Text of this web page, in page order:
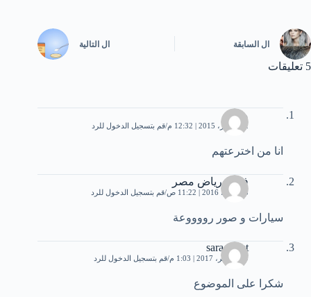
ال السابقة ال التالية
5 تعليقات
محمد
12 أكتوبر، 2015 | 12:32 م قم بتسجيل الدخول للرد
انا من اخترعتهم
فريق رياض مصر
3 مارس، 2016 | 11:22 ص قم بتسجيل الدخول للرد
سيارات و صور رووووعة
sara-tr.net
29 نوفمبر، 2017 | 1:03 م قم بتسجيل الدخول للرد
شكرا على الموضوع